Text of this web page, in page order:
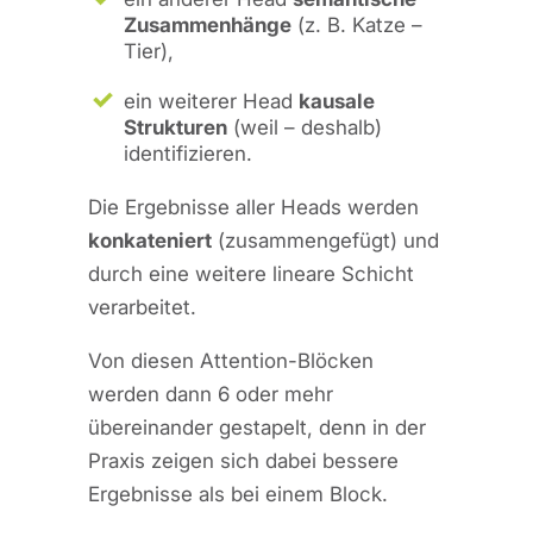
Zusammenhänge (z. B. Katze –
Tier),
ein weiterer Head kausale
Strukturen (weil – deshalb)
identifizieren.
Die Ergebnisse aller Heads werden
konkateniert (zusammengefügt) und
durch eine weitere lineare Schicht
verarbeitet.
Von diesen Attention-Blöcken
werden dann 6 oder mehr
übereinander gestapelt, denn in der
Praxis zeigen sich dabei bessere
Ergebnisse als bei einem Block.